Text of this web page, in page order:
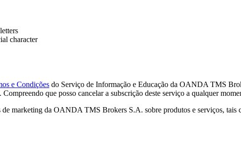
character
e Condições do Serviço de Informação e Educação da OANDA TMS
Compreendo que posso cancelar a subscrição deste serviço a qualquer
marketing da OANDA TMS Brokers S.A. sobre produtos e serviços, tais